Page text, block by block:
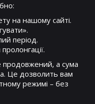
на нашому сайті.
період.
продовжений, а сума
Це дозволить вам
режимі – без